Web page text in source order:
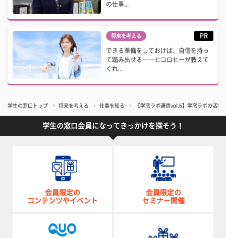
の仕事...
将来を考える PR
できる準備をしておけば、自信を持っ
て踏み出せる――ヒコロヒーが教えて
くれ...
学生の窓口トップ 将来を考える 仕事を知る 【学窓ラボ通信vol.6】学窓ラボの活動
学生の窓口会員になってきっかけを探そう！
会員限定の
コンテンツやイベント
会員限定の
セミナー開催